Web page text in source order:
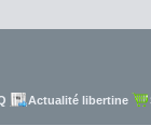
Actualité libertine